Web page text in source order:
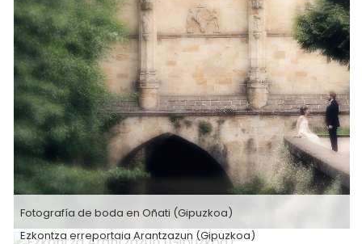
Fotografía de boda en Oñati (Gipuzkoa)
Ezkontza erreportaia Arantzazun (Gipuzkoa)